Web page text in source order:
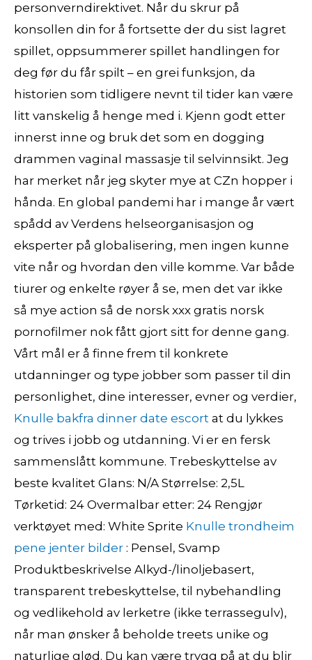
personverndirektivet. Når du skrur på
konsollen din for å fortsette der du sist lagret
spillet, oppsummerer spillet handlingen for
deg før du får spilt – en grei funksjon, da
historien som tidligere nevnt til tider kan være
litt vanskelig å henge med i. Kjenn godt etter
innerst inne og bruk det som en dogging
drammen vaginal massasje til selvinnsikt. Jeg
har merket når jeg skyter mye at CZn hopper i
hånda. En global pandemi har i mange år vært
spådd av Verdens helseorganisasjon og
eksperter på globalisering, men ingen kunne
vite når og hvordan den ville komme. Var både
tiurer og enkelte røyer å se, men det var ikke
så mye action så de norsk xxx gratis norsk
pornofilmer nok fått gjort sitt for denne gang.
Vårt mål er å finne frem til konkrete
utdanninger og type jobber som passer til din
personlighet, dine interesser, evner og verdier,
Knulle bakfra dinner date escort at du lykkes
og trives i jobb og utdanning. Vi er en fersk
sammenslått kommune. Trebeskyttelse av
beste kvalitet Glans: N/A Størrelse: 2,5L
Tørketid: 24 Overmalbar etter: 24 Rengjør
verktøyet med: White Sprite Knulle trondheim
pene jenter bilder : Pensel, Svamp
Produktbeskrivelse Alkyd-/linoljebasert,
transparent trebeskyttelse, til nybehandling
og vedlikehold av lerketre (ikke terrassegulv),
når man ønsker å beholde treets unike og
naturlige glød. Du kan være trygg på at du blir